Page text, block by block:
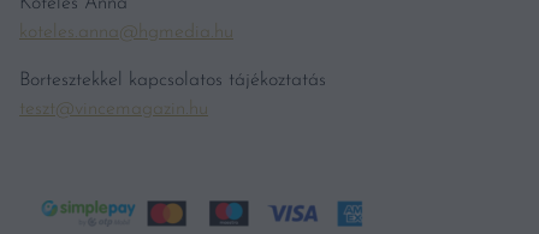
koteles.anna@hgmedia.hu
Bortesztekkel kapcsolatos tájékoztatás
teszt@vincemagazin.hu